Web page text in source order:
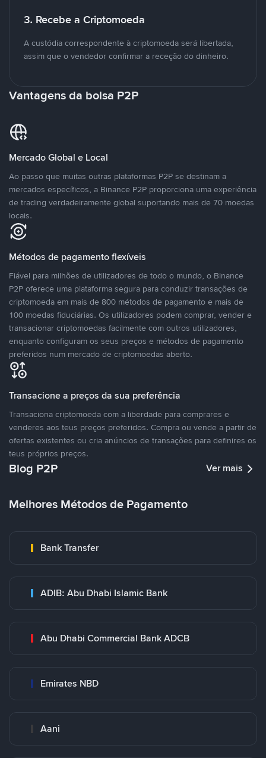
3. Recebe a Criptomoeda
A custódia correspondente à criptomoeda será libertada,
assim que o vendedor confirmar a receção do dinheiro.
Vantagens da bolsa P2P
Mercado Global e Local
Ao passo que muitas outras plataformas P2P se destinam a
mercados específicos, a Binance P2P proporciona uma experiência
de trading verdadeiramente global suportando mais de 70 moedas
locais.
Métodos de pagamento flexíveis
Fiável para milhões de utilizadores de todo o mundo, o Binance
P2P oferece uma plataforma segura para conduzir transações de
criptomoeda em mais de 800 métodos de pagamento e mais de
100 moedas fiduciárias. Os utilizadores podem comprar, vender e
transacionar criptomoedas facilmente com outros utilizadores,
enquanto configuram os seus preços e métodos de pagamento
preferidos num mercado de criptomoedas aberto.
Transacione a preços da sua preferência
Transaciona criptomoeda com a liberdade para comprares e
venderes aos teus preços preferidos. Compra ou vende a partir de
ofertas existentes ou cria anúncios de transações para definires os
teus próprios preços.
Blog P2P Ver mais
Melhores Métodos de Pagamento
Bank Transfer
ADIB: Abu Dhabi Islamic Bank
Abu Dhabi Commercial Bank ADCB
Emirates NBD
Aani